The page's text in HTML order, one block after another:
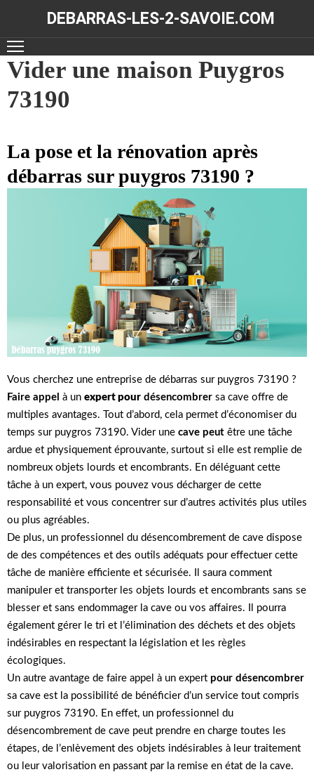
DEBARRAS-LES-2-SAVOIE.COM
ACCUEIL
DÉBARRAS
CONTACT
Vider une maison Puygros
73190
La pose et la rénovation après
débarras sur puygros 73190 ?
Vous cherchez une entreprise de débarras sur puygros 73190 ?
Faire appel à un expert pour désencombrer sa cave offre de
multiples avantages. Tout d’abord, cela permet d’économiser du
temps sur puygros 73190. Vider une cave peut être une tâche
ardue et physiquement éprouvante, surtout si elle est remplie de
nombreux objets lourds et encombrants. En déléguant cette
tâche à un expert, vous pouvez vous décharger de cette
responsabilité et vous concentrer sur d’autres activités plus utiles
ou plus agréables.
De plus, un professionnel du désencombrement de cave dispose
de des compétences et des outils adéquats pour effectuer cette
tâche de manière efficiente et sécurisée. Il saura comment
manipuler et transporter les objets lourds et encombrants sans se
blesser et sans endommager la cave ou vos affaires. Il pourra
également gérer le tri et l’élimination des déchets et des objets
indésirables en respectant la législation et les règles
écologiques.
Un autre avantage de faire appel à un expert pour désencombrer
sa cave est la possibilité de bénéficier d’un service tout compris
sur puygros 73190. En effet, un professionnel du
désencombrement de cave peut prendre en charge toutes les
étapes, de l’enlèvement des objets indésirables à leur traitement
ou leur valorisation en passant par la remise en état de la cave.